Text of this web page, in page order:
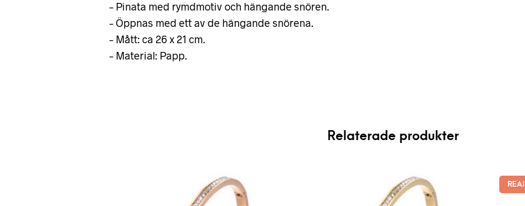
– Pinata med rymdmotiv och hängande snören.
– Öppnas med ett av de hängande snörena.
– Mått: ca 26 x 21 cm.
– Material: Papp.
Relaterade produkter
REA!